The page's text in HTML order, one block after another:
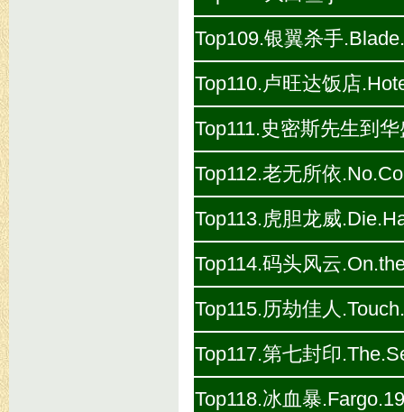
Top109.银翼杀手
Top110.卢旺达饭店
Top111.史密斯先生到
Top112.老无所依
Top113.虎胆龙威
Top114.码头风云
Top115.历劫佳人
Top117.第七封印
Top118.冰血暴